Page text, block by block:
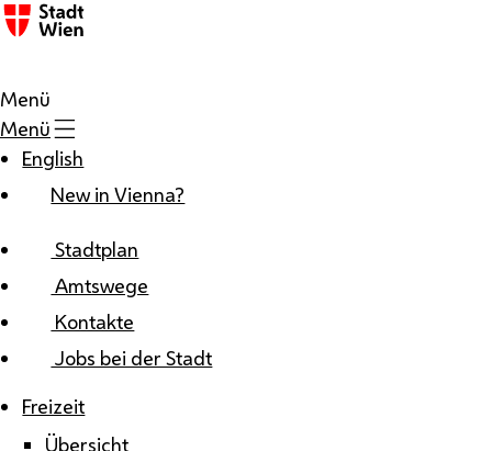
Zum Inhalt
Menü
Menü
English
New in Vienna?
Stadtplan
Amtswege
Kontakte
Jobs bei der Stadt
Freizeit
Übersicht